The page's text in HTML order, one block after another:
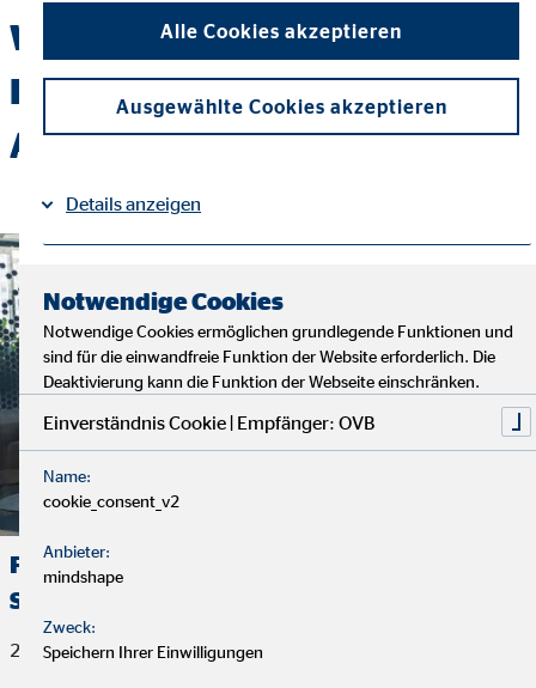
Wir freuen uns über deine
Bewerbung zu folgenden
Angeboten
Fachbereichsleiter*in Datenschutz / IT-
Sicherheit (m/w/d)
29. Juli 2026
Alle Cookies akzeptieren
Ausgewählte Cookies akzeptieren
Details anzeigen
Notwendige Cookies
Notwendige Cookies ermöglichen grundlegende Funktionen und
sind für die einwandfreie Funktion der Website erforderlich. Die
Deaktivierung kann die Funktion der Webseite einschränken.
Einverständnis Cookie | Empfänger: OVB
Name:
cookie_consent_v2
Anbieter:
mindshape
Zweck:
Speichern Ihrer Einwilligungen